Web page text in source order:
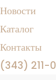
Новости
Каталог
Контакты
(343) 211-